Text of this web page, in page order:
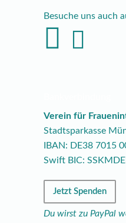
Besuche uns auch
Verein für
Stadtsparkasse
IBAN: DE38 7015
Swift BIC:
Jetzt Spenden
Du wirst zu PayPal